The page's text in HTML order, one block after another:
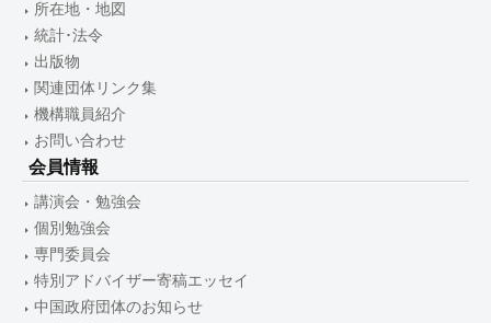
所在地・地図
統計･法令
出版物
関連団体リンク集
機構職員紹介
お問い合わせ
会員情報
講演会・勉強会
個別勉強会
専門委員会
特別アドバイザー寄稿エッセイ
中国政府団体のお知らせ